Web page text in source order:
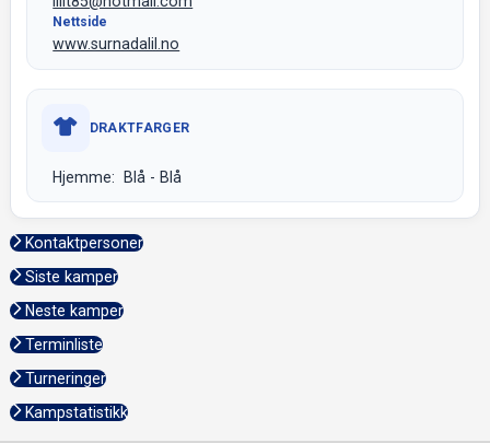
Nettside
www.surnadalil.no
DRAKTFARGER
Hjemme: Blå - Blå
Kontaktpersoner
Siste kamper
Neste kamper
Terminliste
Turneringer
Kampstatistikk